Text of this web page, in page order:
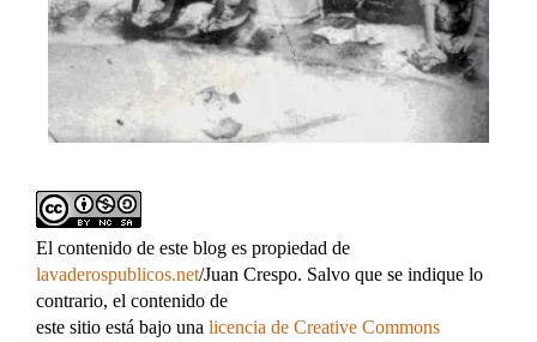
El contenido de este blog es propiedad de
lavaderospublicos.net/Juan Crespo. Salvo que se indique lo
contrario, el contenido de
este sitio está bajo una licencia de Creative Commons